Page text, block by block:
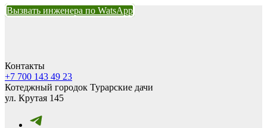
Вызвать инженера по WatsApp
Контакты
+7 700 143 49 23
Котеджный городок Турарские дачи
ул. Крутая 145